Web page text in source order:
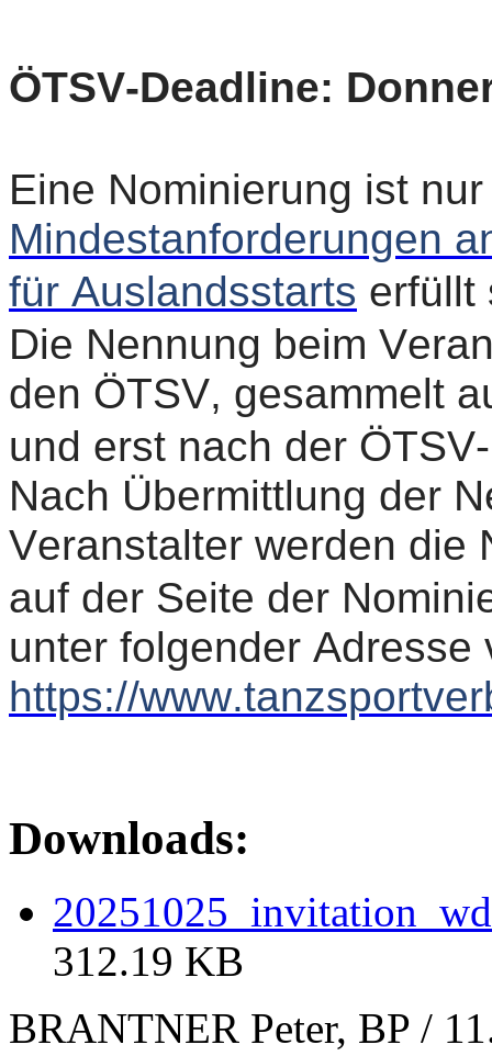
ÖTSV-Deadline:
Eine Nominierung ist
Mindestanforderungen
für Auslandsstarts erfüllt
Die Nennung beim
den ÖTSV, gesammelt
und erst nach der
Nach Übermittlung der
Veranstalter werden die
auf der Seite der
unter folgender Adresse
https://
Downloads:
312.19 KB
BRANTNER Peter, BP /